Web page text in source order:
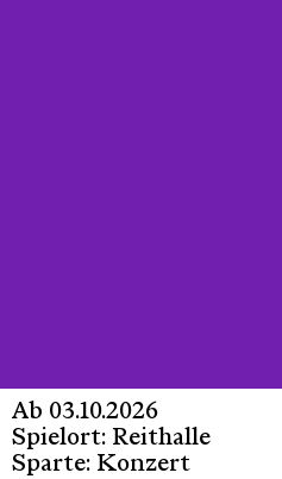
Ab 03.10.2026
Spielort: Reithalle
Sparte: Konzert